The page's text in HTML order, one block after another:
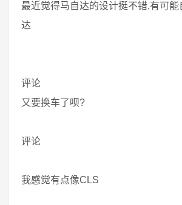
最近觉得马自达的设计挺不错,有可能
达
评论
又要换车了呗?
评论
我感觉有点像CLS